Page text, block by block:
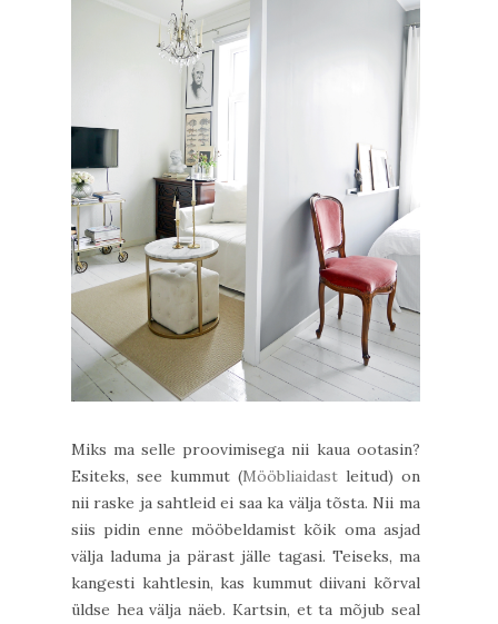
Miks ma selle proovimisega nii kaua ootasin?
Esiteks, see kummut (Mööbliaidastleitud) on
nii raske ja sahtleid ei saa ka välja tõsta. Nii ma
siis pidin enne mööbeldamist kõik oma asjad
välja laduma ja pärast jälle tagasi. Teiseks, ma
kangesti kahtlesin, kas kummut diivani kõrval
üldse hea välja näeb. Kartsin, et ta mõjub seal